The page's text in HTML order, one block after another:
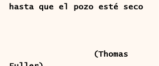
hasta que el pozo esté seco
(Thomas